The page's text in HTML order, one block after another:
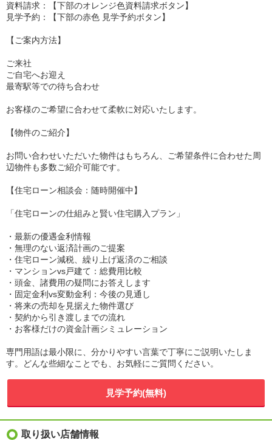
資料請求：【下部のオレンジ色資料請求ボタン】
見学予約：【下部の赤色 見学予約ボタン】
【ご案内方法】
ご来社
ご自宅へお迎え
最寄駅等での待ち合わせ
お客様のご希望に合わせて柔軟に対応いたします。
【物件のご紹介】
お問い合わせいただいた物件はもちろん、ご希望条件に合わせた周
辺物件も多数ご紹介可能です。
【住宅ローン相談会：随時開催中】
「住宅ローンの仕組みと賢い住宅購入プラン」
・最新の優遇金利情報
・無理のない返済計画のご提案
・住宅ローン減税、繰り上げ返済のご相談
・マンションvs戸建て：総費用比較
・頭金、諸費用の疑問にお答えします
・固定金利vs変動金利：今後の見通し
・将来の売却を見据えた物件選び
・契約から引き渡しまでの流れ
・お客様だけの資金計画シミュレーション
専門用語は最小限に、分かりやすい言葉で丁寧にご説明いたしま
す。どんな些細なことでも、お気軽にご質問ください。
見学予約(無料)
取り扱い店舗情報